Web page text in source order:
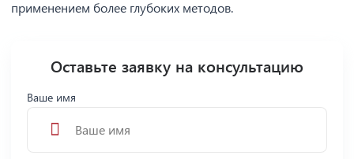
применением более глубоких методов.
Оставьте заявку на консультацию
Ваше имя